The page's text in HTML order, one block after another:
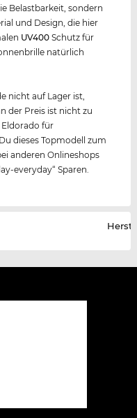
Belastbarkeit, sondern
und Design, die hier
UV400 Schutz für
natürlich
nicht auf Lager ist,
der Preis ist nicht zu
für
dieses Topmodell zum
anderen Onlineshops
everyday“ Sparen.